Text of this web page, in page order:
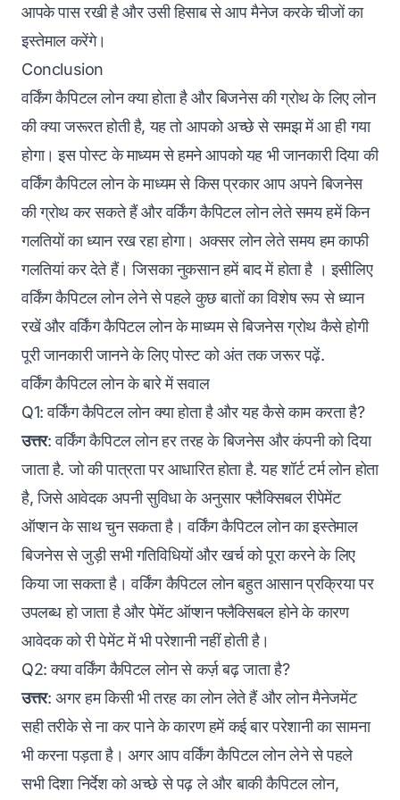
आपके पास रखी है और उसी हिसाब से आप मैनेज करके चीजों का
इस्तेमाल करेंगे।
Conclusion
वर्किंग कैपिटल लोन क्या होता है औरबिजनेस की ग्रोथ के लिए लोन
की क्या जरूरत होती है, यह तो आपको अच्छे से समझ में आ ही गया
होगा। इस पोस्ट के माध्यम से हमने आपको यह भी जानकारी दिया की
वर्किंग कैपिटल लोन के माध्यम से किस प्रकार आप अपने बिजनेस
की ग्रोथ कर सकते हैं और वर्किंग कैपिटल लोन लेते समय हमें किन
गलतियों का ध्यान रख रहा होगा। अक्सर लोन लेते समय हम काफी
गलतियां कर देते हैं। जिसका नुकसान हमें बाद में होता है । इसीलिए
वर्किंग कैपिटल लोन लेने से पहले कुछ बातों का विशेष रूप से ध्यान
रखें और वर्किंग कैपिटल लोन के माध्यम से बिजनेस ग्रोथ कैसे होगी
पूरी जानकारी जानने के लिए पोस्ट को अंत तक जरूर पढ़ें.
वर्किंग कैपिटल लोन के बारे में सवाल
Q1: वर्किंग कैपिटल लोन क्या होता है और यह कैसे काम करता है?
उत्तर: वर्किंग कैपिटल लोन हर तरह के बिजनेस और कंपनी को दिया
जाता है. जो की पात्रता पर आधारित होता है. यह शॉर्ट टर्म लोन होता
है, जिसे आवेदक अपनी सुविधा के अनुसार फ्लैक्सिबल रीपेमेंट
ऑप्शन के साथ चुन सकता है। वर्किंग कैपिटल लोन का इस्तेमाल
बिजनेस से जुड़ी सभी गतिविधियों और खर्च को पूरा करने के लिए
किया जा सकता है। वर्किंग कैपिटल लोन बहुत आसान प्रक्रिया पर
उपलब्ध हो जाता है और पेमेंट ऑप्शन फ्लैक्सिबल होने के कारण
आवेदक को री पेमेंट में भी परेशानी नहीं होती है।
Q2: क्या वर्किंग कैपिटल लोन से कर्ज़ बढ़ जाता है?
उत्तर: अगर हम किसी भी तरह का लोन लेते हैं और लोन मैनेजमेंट
सही तरीके से ना कर पाने के कारण हमें कई बार परेशानी का सामना
भी करना पड़ता है। अगर आप वर्किंग कैपिटल लोन लेने से पहले
सभी दिशा निर्देश को अच्छे से पढ़ ले और बाकी कैपिटल लोन,